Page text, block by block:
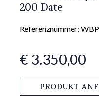
200 Date
Referenznummer:
€ 3.350,00
PRODUKT